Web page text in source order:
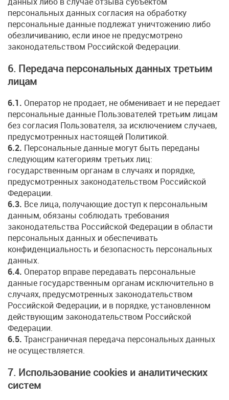
персональных данных согласия на обработку
персональные данные подлежат уничтожению либо
обезличиванию, если иное не предусмотрено
законодательством Российской Федерации.
6. Передача персональных данных третьим
лицам
6.1. Оператор не продает, не обменивает и не передает
персональные данные Пользователей третьим лицам
без согласия Пользователя, за исключением случаев,
предусмотренных настоящей Политикой.
6.2. Персональные данные могут быть переданы
следующим категориям третьих лиц:
государственным органам в случаях и порядке,
предусмотренных законодательством Российской
Федерации.
6.3. Все лица, получающие доступ к персональным
данным, обязаны соблюдать требования
законодательства Российской Федерации в области
персональных данных и обеспечивать
конфиденциальность и безопасность персональных
данных.
6.4. Оператор вправе передавать персональные
данные государственным органам исключительно в
случаях, предусмотренных законодательством
Российской Федерации, и в порядке, установленном
действующим законодательством Российской
Федерации.
6.5. Трансграничная передача персональных данных
не осуществляется.
7. Использование cookies и аналитических
систем